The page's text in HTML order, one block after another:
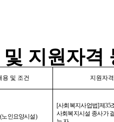
지원자격
용 및 조건 지원자격
(노인요양시설)
[사회복지사업법]제35
사회복지시설 종사가